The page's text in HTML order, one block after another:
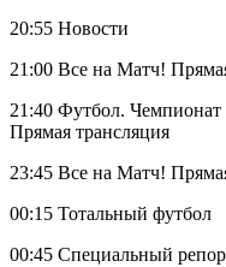
20:55 Новости
21:00 Все на Матч!
21:40 Футбол.
Прямая трансляция
23:45 Все на Матч!
00:15 Тотальный футбол
00:45 Специальный